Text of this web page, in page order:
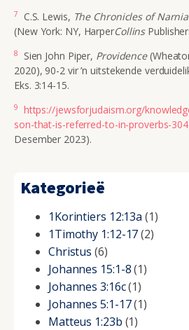
7 C.S. Lewis, The Chronicles of
(New York: NY, HarperCollins
8 Sien John Piper, Providence
2020), 90-2 vir ’n uitstekende
Eks. 3:14-15.
9
https://jewsforjudaism.org/
son-that-is-referred-to-in-proverbs-304
Desember 2023).
Kategorieë
1Korintiers 12:13a (1)
1Timothy 1:12-17(2)
Christus (6)
Johannes 15:1-8(1)
Johannes 3:16c(1)
Johannes 5:1-17(1)
Matteus 1:23b (1)